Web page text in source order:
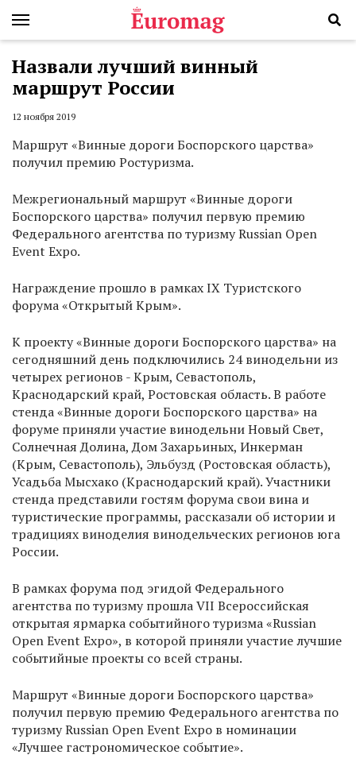
Назвали лучший винный
маршрут России
12 ноября 2019
Маршрут «Винные дороги Боспорского царства»
получил премию Ростуризма.
Межрегиональный маршрут «Винные дороги
Боспорского царства» получил первую премию
Федерального агентства по туризму Russian Open
Event Expo.
Награждение прошло в рамках IX Туристского
форума «Открытый Крым».
К проекту «Винные дороги Боспорского царства» на
сегодняшний день подключились 24 винодельни из
четырех регионов - Крым, Севастополь,
Краснодарский край, Ростовская область. В работе
стенда «Винные дороги Боспорского царства» на
форуме приняли участие винодельни Новый Свет,
Солнечная Долина, Дом Захарьиных, Инкерман
(Крым, Севастополь), Эльбузд (Ростовская область),
Усадьба Мысхако (Краснодарский край). Участники
стенда представили гостям форума свои вина и
туристические программы, рассказали об истории и
традициях виноделия винодельческих регионов юга
России.
В рамках форума под эгидой Федерального
агентства по туризму прошла VII Всероссийская
открытая ярмарка событийного туризма «Russian
Open Event Expo», в которой приняли участие лучшие
событийные проекты со всей страны.
Маршрут «Винные дороги Боспорского царства»
получил первую премию Федерального агентства по
туризму Russian Open Event Expo в номинации
«Лучшее гастрономическое событие».